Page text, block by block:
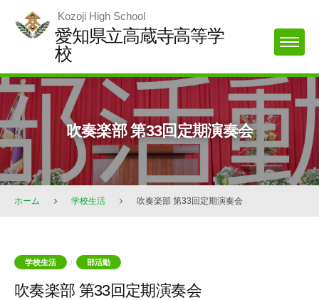
Kozoji High School
愛知県立高蔵寺高等学
校
MENU
吹奏楽部 第33回定期演奏会
ホーム 学校生活 吹奏楽部 第33回定期演奏会
学校生活 / 部活動
吹奏楽部 第33回定期演奏会